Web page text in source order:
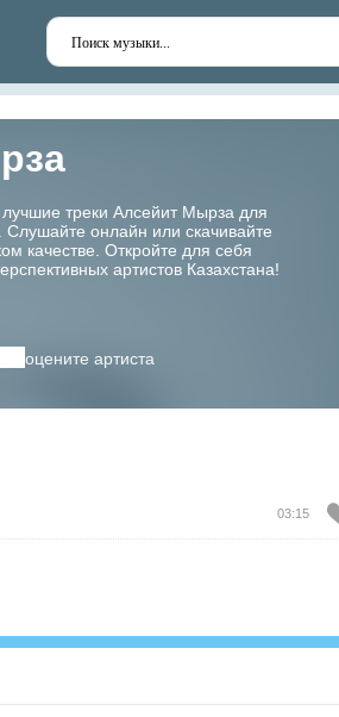
треки Алсейит Мырза для
онлайн или скачивайте
качестве. Откройте для себя
артистов Казахстана!
оцените артиста
03:15